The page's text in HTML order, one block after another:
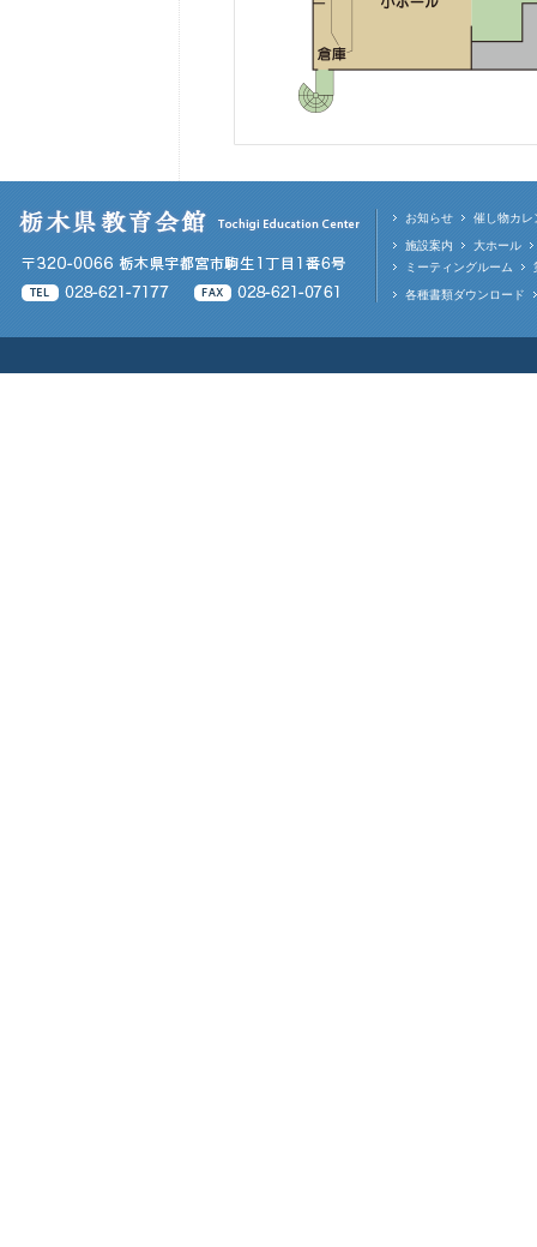
お知らせ 催し物カレ
施設案内
大ホール
ミーティングルーム
各種書類ダウンロード